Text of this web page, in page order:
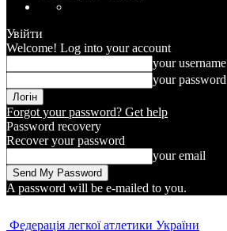
Увійти
Welcome! Log into your account
your username
your password
Forgot your password? Get help
Password recovery
Recover your password
your email
A password will be e-mailed to you.
Федерація легкої атлетики України